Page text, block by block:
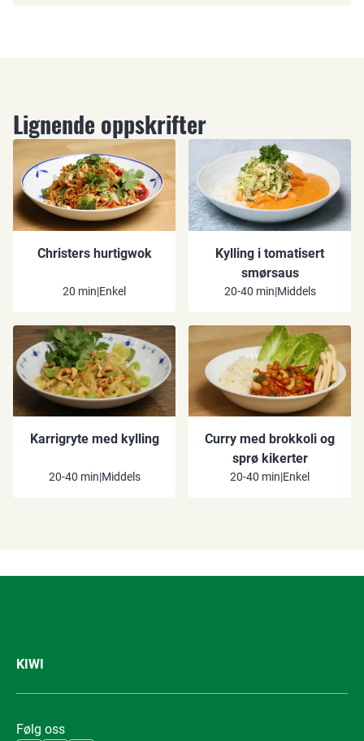
Lignende oppskrifter
Christers hurtigwok
20 min|Enkel
Kylling i tomatisert
smørsaus
20-40 min|Middels
Karrigryte med kylling
20-40 min|Middels
Curry med brokkoli og
sprø kikerter
20-40 min|Enkel
KIWI
Følg oss